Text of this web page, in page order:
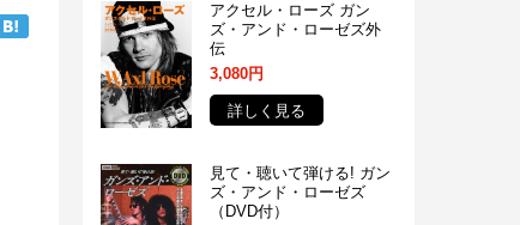
アクセル・ローズ ガン
ズ・アンド・ローゼズ外
伝
3,080円
詳しく見る
見て・聴いて弾ける! ガン
ズ・アンド・ローゼズ
（DVD付）